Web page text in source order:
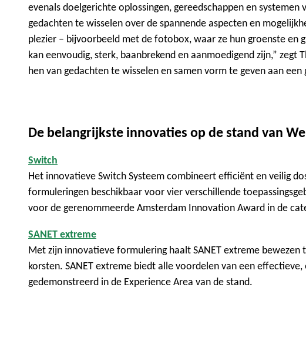
evenals doelgerichte oplossingen, gereedschappen en
gedachten te wisselen over de spannende aspecten en
plezier – bijvoorbeeld met de fotobox, waar ze hun groenste en
kan eenvoudig, sterk, baanbrekend en aanmoedigend zijn,”
hen van gedachten te wisselen en samen vorm te geven aan
De belangrijkste innovaties op de stand van
Switch
Het innovatieve Switch Systeem combineert efficiënt en veilig
formuleringen beschikbaar voor vier verschillende
voor de gerenommeerde Amsterdam Innovation Award in de
SANET extreme
Met zijn innovatieve formulering haalt SANET extreme
korsten. SANET extreme biedt alle voordelen van een
gedemonstreerd in de Experience Area van de stand.